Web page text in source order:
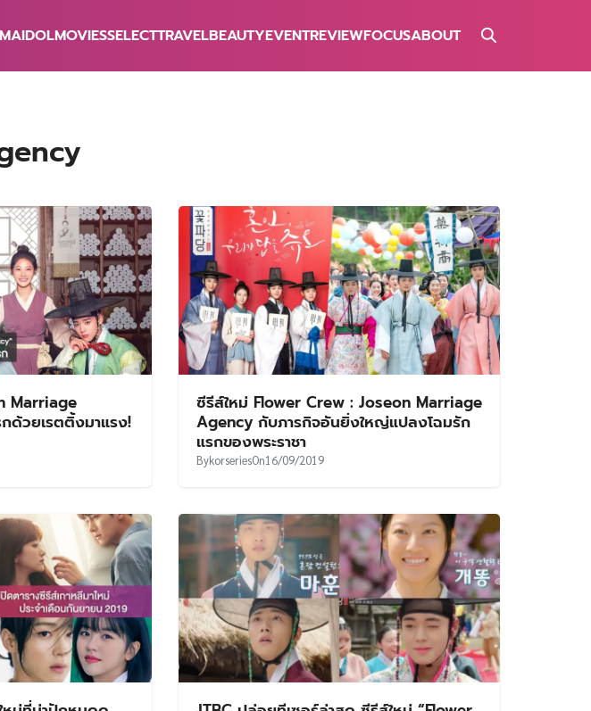
IDOLMOVIESSELECTTRAVELBEAUTYEVENTREVIEWFOCUSABOUT
Marriage
ด้วยเรตติ้งมาแรง!
ซีรีส์ใหม่ Flower Crew : Joseon Marriage
Agency กับภารกิจอันยิ่งใหญ่แปลงโฉมรัก
แรกของพระราชา
BykorseriesOn16/09/2019